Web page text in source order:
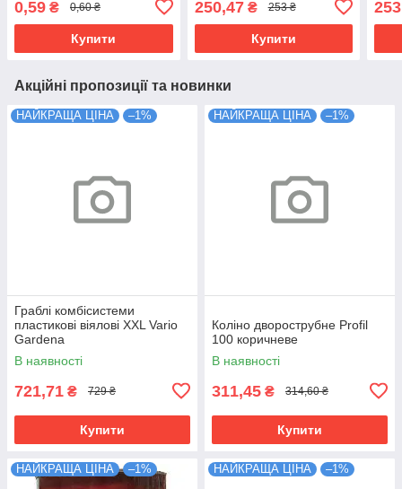
0,59 ₴ 0,60 ₴
Купити
250,47₴ 253 ₴
Купити
Акційні пропозиції та новинки
НАЙКРАЩА ЦІНА –1%
Граблі комбісистеми
пластикові віялові XXL Vario
Gardena
В наявності
721,71 ₴ 729 ₴
Купити
НАЙКРАЩА ЦІНА –1%
Коліно дворострубне Profil
100 коричневе
В наявності
311,45 ₴ 314,60 ₴
Купити
НАЙКРАЩА ЦІНА –1% НАЙКРАЩА ЦІНА –1%